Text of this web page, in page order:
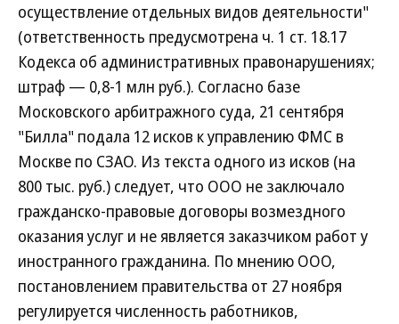
осуществление отдельных видов деятельности"
(ответственность предусмотрена ч. 1 ст. 18.17
Кодекса об административных правонарушениях;
штраф — 0,8-1 млн руб.). Согласно базе
Московского арбитражного суда, 21 сентября
"Билла" подала 12 исков к управлению ФМС в
Москве по СЗАО. Из текста одного из исков (на
800 тыс. руб.) следует, что ООО не заключало
гражданско-правовые договоры возмездного
оказания услуг и не является заказчиком работ у
иностранного гражданина. По мнению ООО,
постановлением правительства от 27 ноября
регулируется численность работников,